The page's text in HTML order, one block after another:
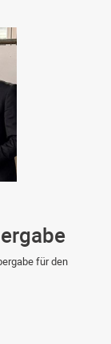
für den